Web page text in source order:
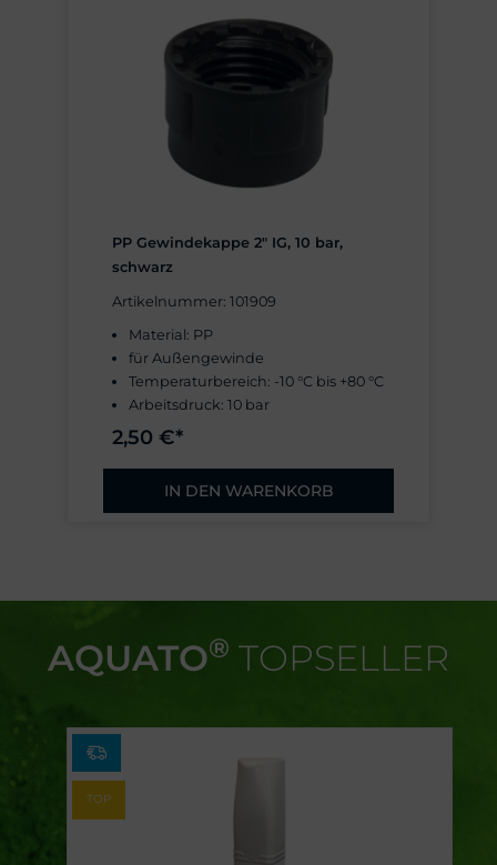
PP Gewindekappe 2" IG, 10 bar,
schwarz
Artikelnummer: 101909
Material: PP
für Außengewinde
Temperaturbereich: -10 °C bis +80 °C
Arbeitsdruck: 10 bar
2,50 €*
IN DEN WARENKORB
AQUATO® TOPSELLER
TOP